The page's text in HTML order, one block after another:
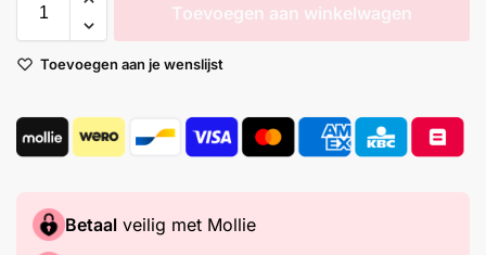
Toevoegen aan winkelwagen
Toevoegen aan je wenslijst
Betaal veilig met Mollie